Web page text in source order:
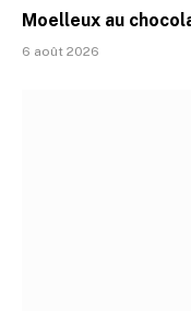
Moelleux au
6 août 2026